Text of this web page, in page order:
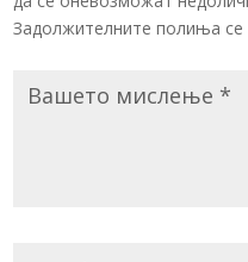
Задолжителните полиња